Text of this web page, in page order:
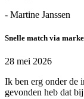
- Martine Janssen
Snelle match via
28 mei 2026
Ik ben erg onder de
gevonden heb dat